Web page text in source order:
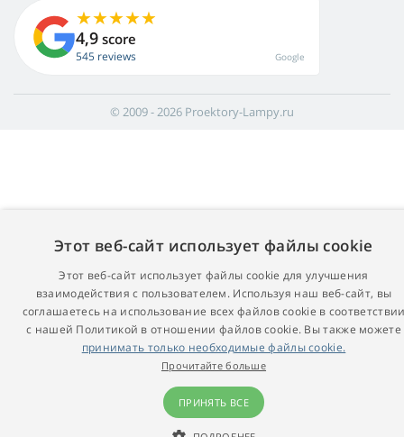
4,9 score
545 reviews Google
© 2009 - 2026 Proektory-Lampy.ru
Этот веб-сайт использует файлы cookie
Этот веб-сайт использует файлы cookie для улучшения
взаимодействия с пользователем. Используя наш веб-сайт, вы
соглашаетесь на использование всех файлов cookie в
с нашей Политикой в ​​отношении файлов cookie. Вы также можете
принимать только необходимые файлы cookie.
Прочитайте больше
ПРИНЯТЬ ВСЕ